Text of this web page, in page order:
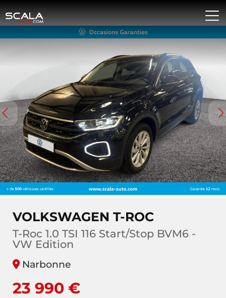
VOLKSWAGEN T-ROC
T-Roc 1.0 TSI 116 Start/Stop BVM6 -
VW Edition
Narbonne
23 990 €